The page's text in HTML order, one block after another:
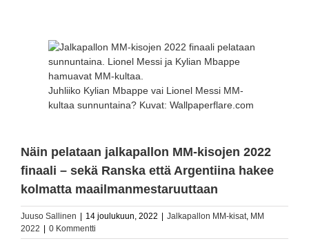
Larger
Juhliiko Kylian Mbappe vai Lionel Messi MM-
kultaa sunnuntaina? Kuvat: Wallpaperflare.com
Näin pelataan jalkapallon MM-kisojen 2022
finaali – sekä Ranska että Argentiina hakee
kolmatta maailmanmestaruuttaan
Juuso Sallinen 14 joulukuun, 2022 Jalkapallon MM-kisat, MM
2022
0 Kommentti